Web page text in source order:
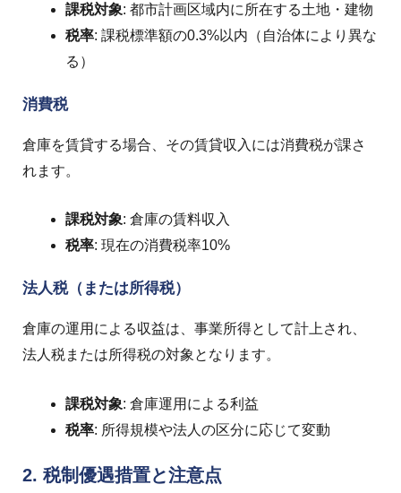
課税対象: 都市計画区域内に所在する土地・建物
税率: 課税標準額の0.3%以内（自治体により異な
る）
消費税
倉庫を賃貸する場合、その賃貸収入には消費税が課さ
れます。
課税対象: 倉庫の賃料収入
税率: 現在の消費税率10%
法人税（または所得税）
倉庫の運用による収益は、事業所得として計上され、
法人税または所得税の対象となります。
課税対象: 倉庫運用による利益
税率: 所得規模や法人の区分に応じて変動
2. 税制優遇措置と注意点